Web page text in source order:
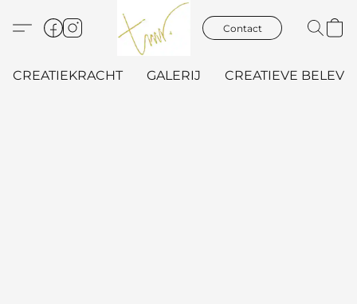
Contact
CREATIEKRACHT GALERIJ CREATIEVE